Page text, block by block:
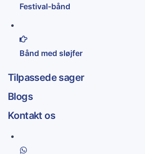
Festival-bånd
Bånd med sløjfer
Tilpassede sager
Blogs
Kontakt os